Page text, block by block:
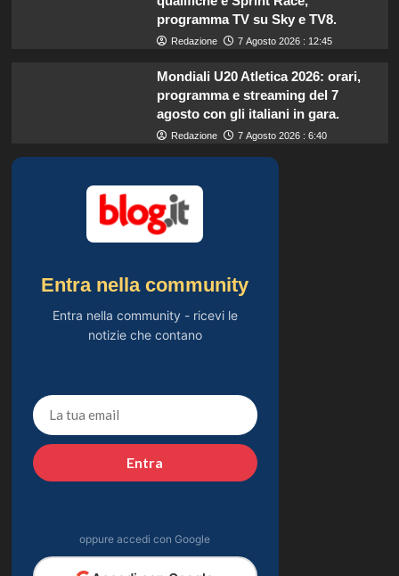
programma TV su Sky e TV8.
Redazione 7 Agosto 2026 : 12:45
Mondiali U20 Atletica 2026: orari,
programma e streaming del 7
agosto con gli italiani in gara.
Redazione 7 Agosto 2026 : 6:40
Entra nella community
Entra nella community - ricevi le
notizie che contano
Entra
oppure accedi con Google